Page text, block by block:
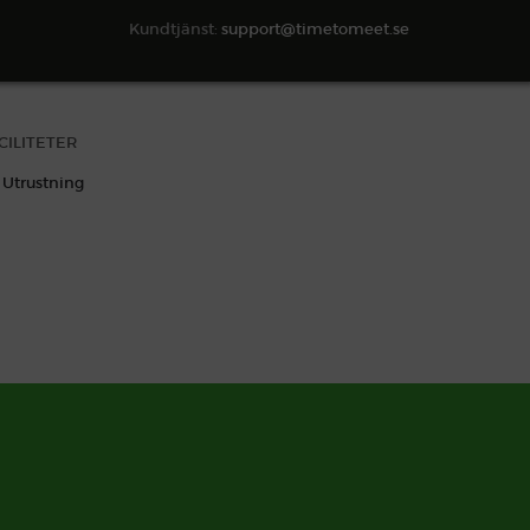
Kundtjänst: support@timetomeet.se
Utrustning